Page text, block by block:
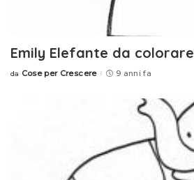
Emily Elefante da colorare
Posted
da Cose per Crescere 9 anni fa